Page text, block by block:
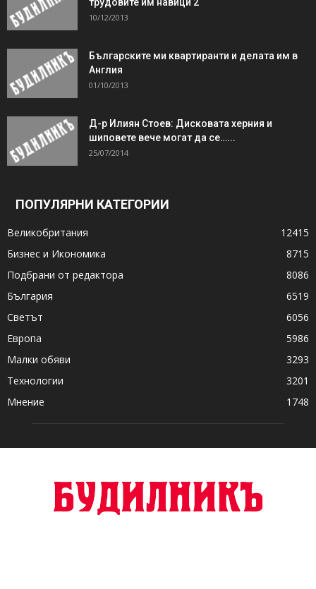
10/12/2013
Българските ми квартиранти и делата им в
Англия
01/10/2013
Д-р Илиян Стоев: Дисковата херния и
шиповете вече могат да се…...
25/07/2014
ПОПУЛЯРНИ КАТЕГОРИИ
Великобритания
12415
Бизнес и Икономика
8715
Подбрани от редактора
8086
България
6519
Светът
6056
Европа
5986
Малки обяви
3293
Технологии
3201
Мнение
1748